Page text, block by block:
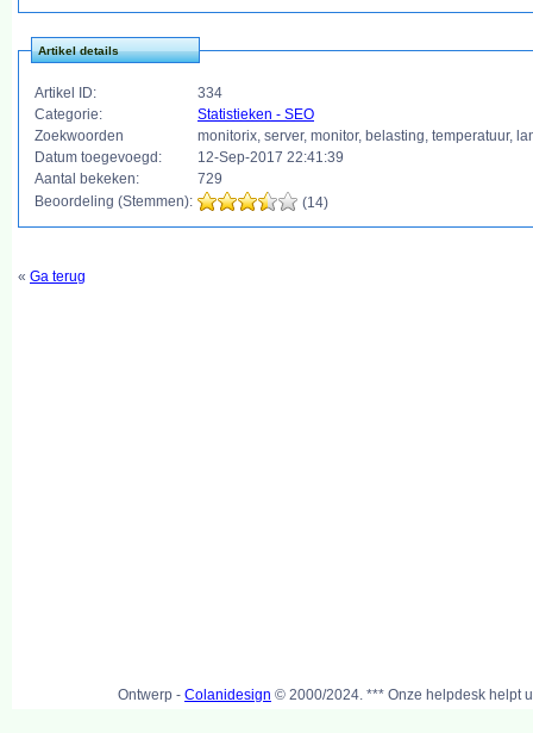
Artikel details
Artikel ID:
334
Categorie:
Statistieken - SEO
Zoekwoorden
monitorix, server, monitor, belasting, temperatuur,
Datum toegevoegd:
12-Sep-2017 22:41:39
Aantal bekeken:
729
Beoordeling (Stemmen):
(14)
« Ga terug
Ontwerp - Colanidesign © 2000/2024. *** Onze helpdesk helpt